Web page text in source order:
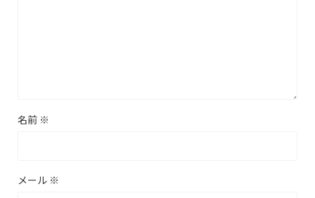
名前 ※
メール ※